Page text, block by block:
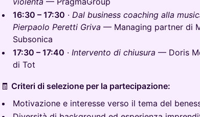
16:30 – 17:30 · Dal business coaching alla
Pierpaolo Peretti Griva — Managing partner di
Subsonica
17:30 – 17:40 · Intervento di chiusura — Doris
di Tot
🧾 Criteri di selezione per la partecipazione:
Motivazione e interesse verso il tema del